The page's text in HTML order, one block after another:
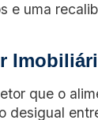
e uma
que o
desigual